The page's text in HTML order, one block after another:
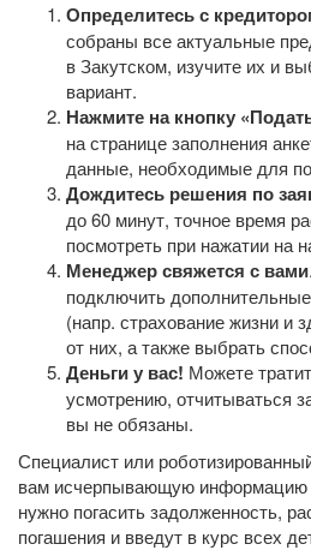
Определитесь с
собраны все актуальные
в Закутском, изучите их и
вариант.
Нажмите на кнопку
на странице заполнения
данные, необходимые для
Дождитесь решения по
до 60 минут, точное время
посмотреть при нажатии на
Менеджер свяжется с вами
подключить
(напр. страхование жизни и
от них, а также выбрать
Деньги у вас! Можете
усмотрению, отчитываться
вы не обязаны.
Специалист или
вам исчерпывающую информацию
нужно погасить задолженность,
погашения и введут в курс всех